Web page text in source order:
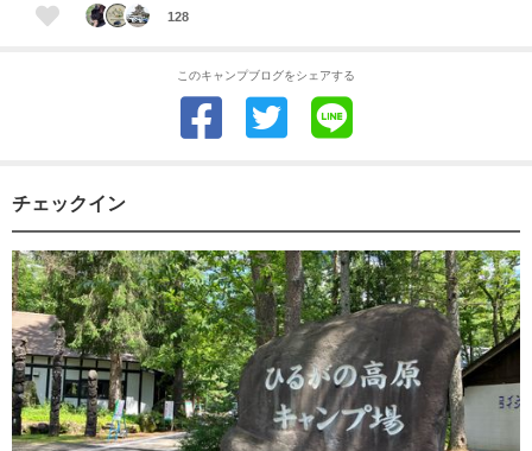
128
このキャンプブログをシェアする
チェックイン